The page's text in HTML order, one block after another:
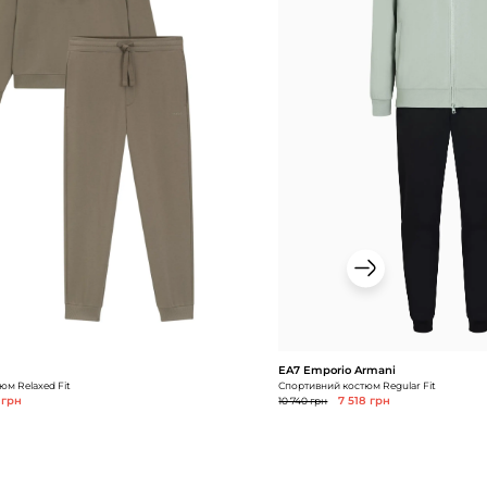
Relaxed Fit
EA7 Emporio Armani
Спортивний костюм Regular Fit
10 740 грн
7 518 грн